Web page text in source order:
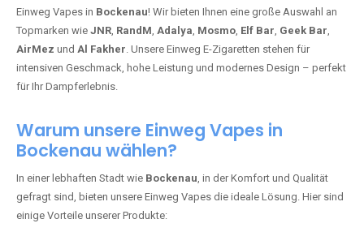
Einweg Vapes in Bockenau! Wir bieten Ihnen eine große Auswahl an
Topmarken wie JNR, RandM, Adalya, Mosmo, Elf Bar, Geek Bar,
AirMez und Al Fakher. Unsere Einweg E-Zigaretten stehen für
intensiven Geschmack, hohe Leistung und modernes Design – perfekt
für Ihr Dampferlebnis.
Warum unsere Einweg Vapes in
Bockenau wählen?
In einer lebhaften Stadt wie Bockenau, in der Komfort und Qualität
gefragt sind, bieten unsere Einweg Vapes die ideale Lösung. Hier sind
einige Vorteile unserer Produkte: